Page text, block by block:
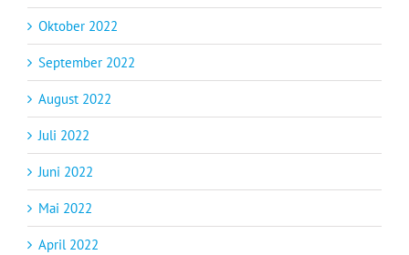
Oktober 2022
September 2022
August 2022
Juli 2022
Juni 2022
Mai 2022
April 2022